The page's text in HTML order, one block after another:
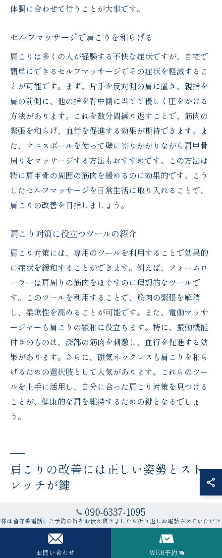
体調に合わせて行うことが大事です。
セルフマッサージで肩こりを和らげる
肩こりは多くの人が経験する不快な症状ですが、自宅で
簡単にできるセルフマッサージでその症状を軽減するこ
とが可能です。まず、片手を反対側の肩に置き、親指を
肩の前側に、他の指を背中側に当てて優しく圧をかける
方法があります。これを数分間繰り返すことで、筋肉の
緊張を和らげ、血行を促進する効果が期待できます。ま
た、テニスボールを使って壁に寄りかかりながら肩甲骨
周りをマッサージする方法もおすすめです。この方法は
特に肩甲骨の周囲の筋肉を緩めるのに効果的です。こう
したセルフマッサージを日常生活に取り入れることで、
肩こりの改善を目指しましょう。
肩こり対策に役立つツールの紹介
肩こり対策には、専用のツールを利用することで効果的
に症状を緩和することができます。例えば、フォームロ
ーラーは肩周りの筋肉をほぐすのに理想的なツールで
す。このツールを利用することで、筋肉の緊張を解消
し、柔軟性を高めることが可能です。また、電動マッサ
ージャーも肩こりの緩和に役立ちます。特に、振動機能
付きのものは、深部の筋肉を刺激し、血行を促進する効
果があります。さらに、磁気ネックレスも肩こりを和ら
げるための選択肢として人気があります。これらのツー
ルを上手に活用し、自分に合った肩こり対策を見つける
ことが、健康的な肩を維持するための鍵となるでしょ
う。
肩こりの改善には正しい姿勢とスト
レッチが鍵
肩こり防止のための姿勢チェック法
肩こりは多くの人が抱える悩みですが、その多くは姿勢
の悪さが原因です。まずは、鏡の前で自分の姿勢をチェ
090-6337-1095
留守番電話にご予約の旨をお伝え頂きましたら折り返しお電話させていただ
お問い合わせ WEB予約